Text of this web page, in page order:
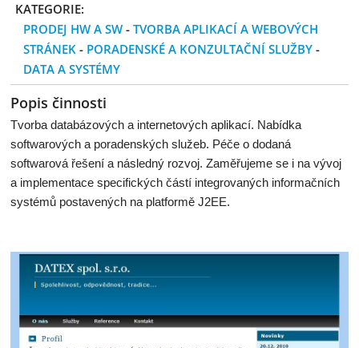
KATEGORIE:
PRODEJ HW A SW -TVORBA APLIKACÍ A WEBOVÝCH
STRÁNEK- PORADENSKÉ A KONZULTAČNÍ SLUŽBY -
DATA A SYSTÉMY
Popis činnosti
Tvorba databázových a internetových aplikací. Nabídka
softwarových a poradenských služeb. Péče o dodaná
softwarová řešení a následný rozvoj. Zaměřujeme se i na vývoj
a implementace specifických částí integrovaných informačních
systémů postavených na platformě J2EE.